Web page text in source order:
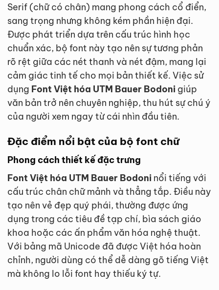
Serif (chữ có chân) mang phong cách cổ điển,
sang trọng nhưng không kém phần hiện đại.
Được phát triển dựa trên cấu trúc hình học
chuẩn xác, bộ font này tạo nên sự tương phản
rõ rệt giữa các nét thanh và nét đậm, mang lại
cảm giác tinh tế cho mọi bản thiết kế. Việc sử
dụng Font Việt hóa UTM Bauer Bodoni giúp
văn bản trở nên chuyên nghiệp, thu hút sự chú ý
của người xem ngay từ cái nhìn đầu tiên.
Đặc điểm nổi bật của bộ font chữ
Phong cách thiết kế đặc trưng
Font Việt hóa UTM Bauer Bodoni nổi tiếng với
cấu trúc chân chữ mảnh và thẳng tắp. Điều này
tạo nên vẻ đẹp quý phái, thường được ứng
dụng trong các tiêu đề tạp chí, bìa sách giáo
khoa hoặc các ấn phẩm văn hóa nghệ thuật.
Với bảng mã Unicode đã được Việt hóa hoàn
chỉnh, người dùng có thể dễ dàng gõ tiếng Việt
mà không lo lỗi font hay thiếu ký tự.